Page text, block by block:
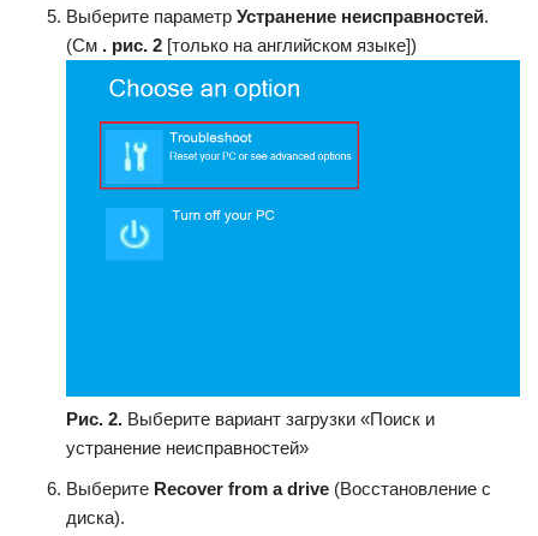
Выберите параметр Устранение неисправностей.
(См . рис. 2 [только на английском языке])
Рис. 2. Выберите вариант загрузки «Поиск и
устранение неисправностей»
Выберите Recover from a drive (Восстановление с
диска).